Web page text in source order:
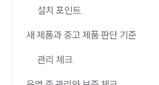
설치 포인트
새 제품과 중고 제품 판단 기준
관리 체크